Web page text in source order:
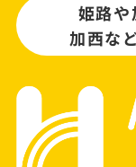
姫路や
加西な